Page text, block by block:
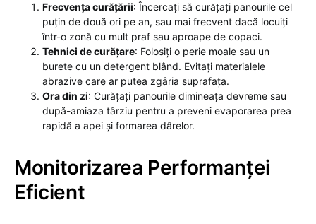
Frecvența curățării: Încercați să curățați panourile cel
puțin de două ori pe an, sau mai frecvent dacă locuiți
într-o zonă cu mult praf sau aproape de copaci.
Tehnici de curățare: Folosiți o perie moale sau un
burete cu un detergent blând. Evitați materialele
abrazive care ar putea zgâria suprafața.
Ora din zi: Curățați panourile dimineața devreme sau
după-amiaza târziu pentru a preveni evaporarea prea
rapidă a apei și formarea dârelor.
Monitorizarea Performanței
Eficient